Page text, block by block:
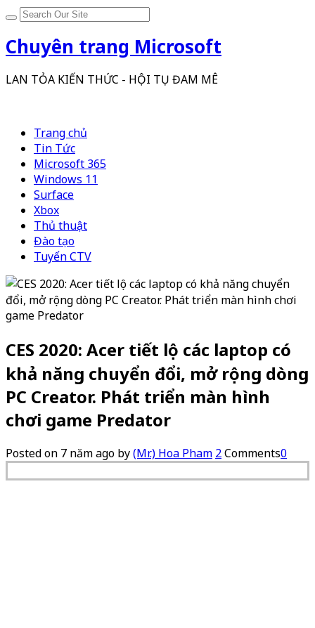
Chuyên trang Microsoft
LAN TỎA KIẾN THỨC - HỘI TỤ ĐAM MÊ
Trang chủ
Tin Tức
Microsoft 365
Windows 11
Surface
Xbox
Thủ thuật
Đào tạo
Tuyển CTV
CES 2020: Acer tiết lộ các laptop có
khả năng chuyển đổi, mở rộng dòng
PC Creator. Phát triển màn hình
chơi game Predator
Posted on 7 năm ago by(Mr.) Hoa Pham 2Comments0